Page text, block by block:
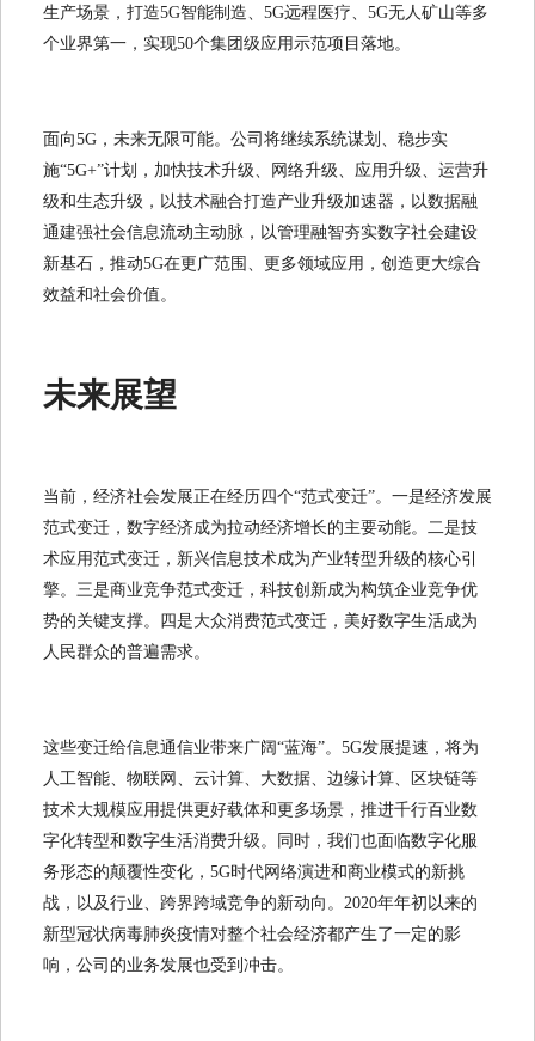
生产场景，打造5G智能制造、5G远程医疗、5G无人矿山等多
个业界第一，实现50个集团级应用示范项目落地。
面向5G，未来无限可能。公司将继续系统谋划、稳步实
施“5G+”计划，加快技术升级、网络升级、应用升级、运营升
级和生态升级，以技术融合打造产业升级加速器，以数据融
通建强社会信息流动主动脉，以管理融智夯实数字社会建设
新基石，推动5G在更广范围、更多领域应用，创造更大综合
效益和社会价值。
未来展望
当前，经济社会发展正在经历四个“范式变迁”。一是经济发展
范式变迁，数字经济成为拉动经济增长的主要动能。二是技
术应用范式变迁，新兴信息技术成为产业转型升级的核心引
擎。三是商业竞争范式变迁，科技创新成为构筑企业竞争优
势的关键支撑。四是大众消费范式变迁，美好数字生活成为
人民群众的普遍需求。
这些变迁给信息通信业带来广阔“蓝海”。5G发展提速，将为
人工智能、物联网、云计算、大数据、边缘计算、区块链等
技术大规模应用提供更好载体和更多场景，推进千行百业数
字化转型和数字生活消费升级。同时，我们也面临数字化服
务形态的颠覆性变化，5G时代网络演进和商业模式的新挑
战，以及行业、跨界跨域竞争的新动向。2020年年初以来的
新型冠状病毒肺炎疫情对整个社会经济都产生了一定的影
响，公司的业务发展也受到冲击。